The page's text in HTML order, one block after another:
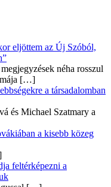
eljöttem az Új Szóból,
néha rosszul
[…]
a társadalomban
és Michael Szatmary a
a kisebb közeg
feltérképezni a